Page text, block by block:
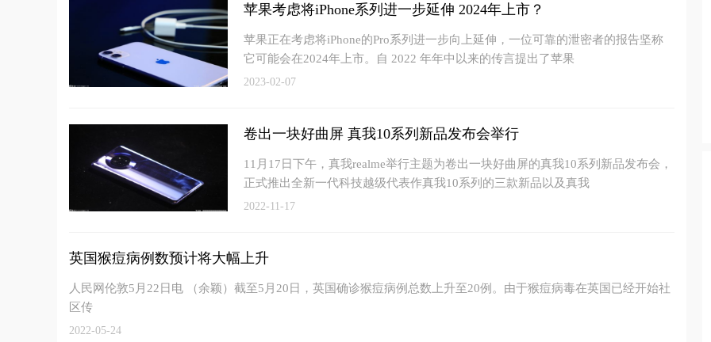
苹果考虑将iPhone系列进一步延伸 2024年上市？
苹果正在考虑将iPhone的Pro系列进一步向上延伸，一位可靠的泄密者的报告坚称
它可能会在2024年上市。自 2022 年年中以来的传言提出了苹果
2023-02-07
卷出一块好曲屏 真我10系列新品发布会举行
11月17日下午，真我realme举行主题为卷出一块好曲屏的真我10系列新品发布会，
正式推出全新一代科技越级代表作真我10系列的三款新品以及真我
2022-11-17
英国猴痘病例数预计将大幅上升
人民网伦敦5月22日电 （余颖）截至5月20日，英国确诊猴痘病例总数上升至20例。由于猴痘病毒在英国已经开始社
区传
2022-05-24